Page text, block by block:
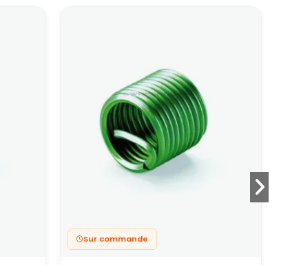
Sur commande